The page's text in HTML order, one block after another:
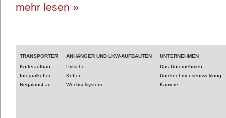
mehr lesen »
TRANSPORTER
Kofferaufbau
Integralkoffer
Regalausbau
ANHÄNGER UND LKW-AUFBAUTEN
Pritsche
Koffer
Wechselsystem
UNTERNEHMEN
Das Unternehmen
Unternehmensentwicklung
Karriere